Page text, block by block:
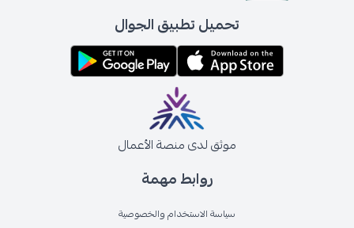
روابط مهمة
سياسة الاستخدام والخصوصية
تحميل تطبيق الجوال
موثق لدى منصة الأعمال